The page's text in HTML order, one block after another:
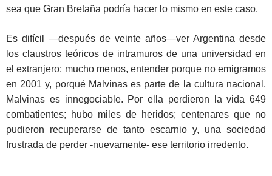
sea que Gran Bretaña podría hacer lo mismo en este caso.
Es difícil —después de veinte años—ver Argentina desde
los claustros teóricos de intramuros de una universidad en
el extranjero; mucho menos, entender porque no emigramos
en 2001 y, porqué Malvinas es parte de la cultura nacional.
Malvinas es innegociable. Por ella perdieron la vida 649
combatientes; hubo miles de heridos; centenares que no
pudieron recuperarse de tanto escarnio y, una sociedad
frustrada de perder -nuevamente- ese territorio irredento.